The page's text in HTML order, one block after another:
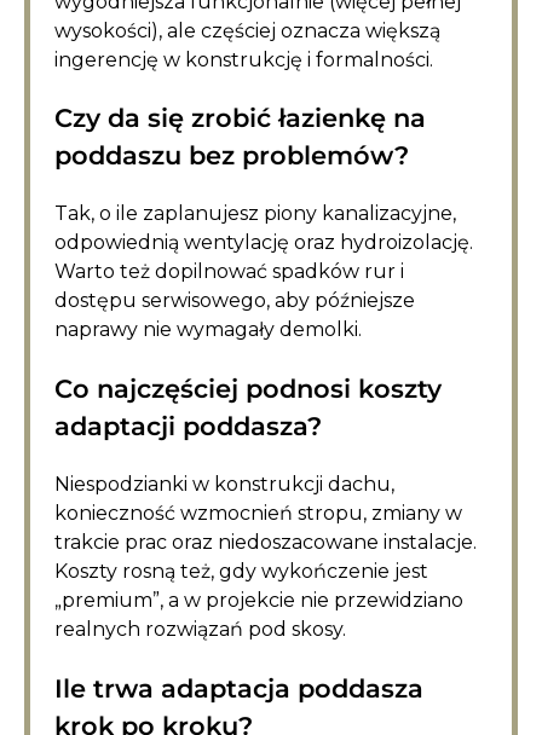
wysokości), ale częściej oznacza większą
ingerencję w konstrukcję i formalności.
Czy da się zrobić łazienkę na
poddaszu bez problemów?
Tak, o ile zaplanujesz piony kanalizacyjne,
odpowiednią wentylację oraz hydroizolację.
Warto też dopilnować spadków rur i
dostępu serwisowego, aby późniejsze
naprawy nie wymagały demolki.
Co najczęściej podnosi koszty
adaptacji poddasza?
Niespodzianki w konstrukcji dachu,
konieczność wzmocnień stropu, zmiany w
trakcie prac oraz niedoszacowane instalacje.
Koszty rosną też, gdy wykończenie jest
„premium”, a w projekcie nie przewidziano
realnych rozwiązań pod skosy.
Ile trwa adaptacja poddasza
krok po kroku?